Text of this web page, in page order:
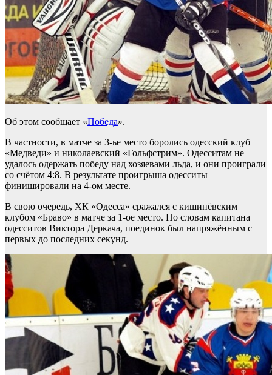
Об этом сообщает «Победа».
В частности, в матче за 3-ье место боролись одесский клуб
«Медведи» и николаевский «Гольфстрим». Одесситам не
удалось одержать победу над хозяевами льда, и они проиграли
со счётом 4:8. В результате проигрыша одесситы
финишировали на 4-ом месте.
В свою очередь, ХК «Одесса» сражался с кишинёвским
клубом «Браво» в матче за 1-ое место. По словам капитана
одесситов Виктора Деркача, поединок был напряжённым с
первых до последних секунд.